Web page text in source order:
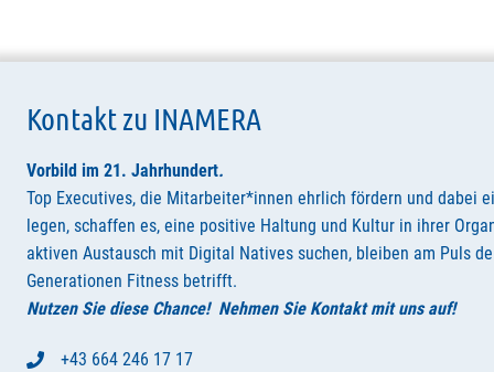
Kontakt zu INAMERA
Vorbild im 21. Jahrhundert.
Top Executives, die Mitarbeiter*innen ehrlich fördern und dabei
legen, schaffen es, eine positive Haltung und Kultur in ihrer
aktiven Austausch mit Digital Natives suchen, bleiben am Puls
Generationen Fitness betrifft.
Nutzen Sie diese Chance! Nehmen Sie Kontakt mit uns auf!
+43 664 246 17 17